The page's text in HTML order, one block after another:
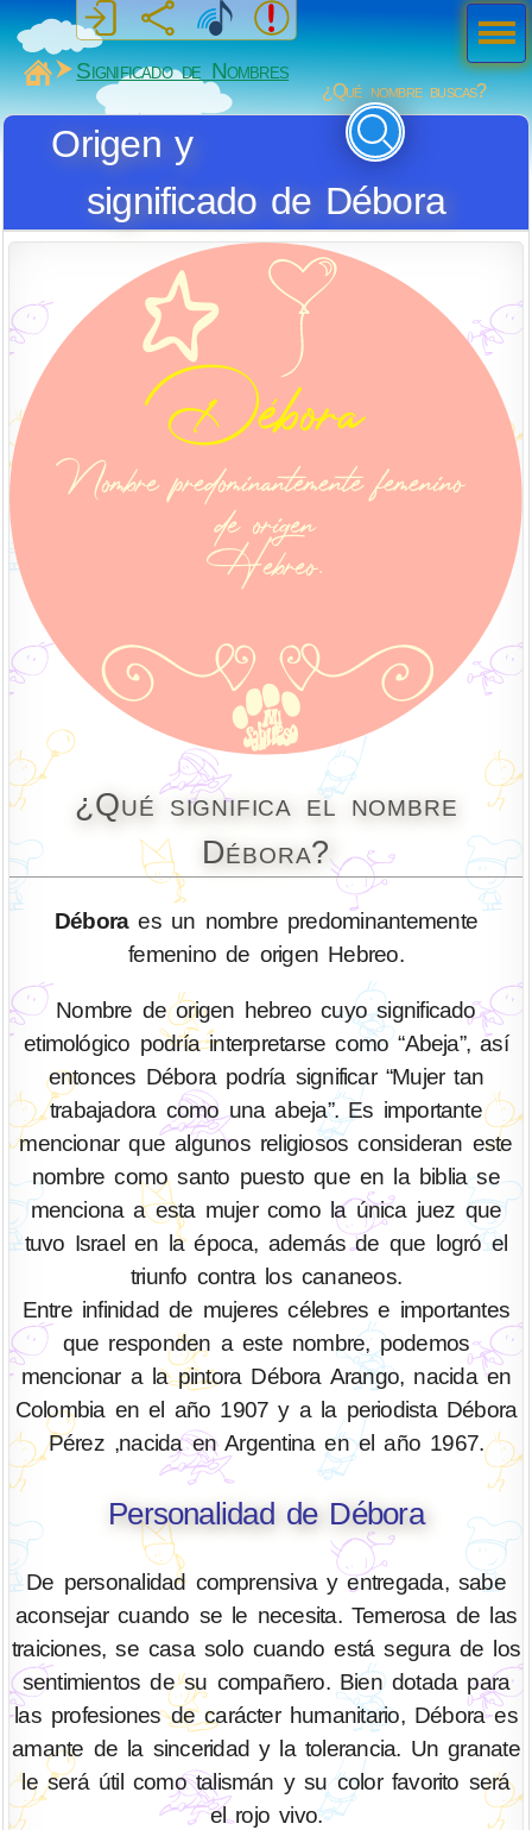
MiSabueso
Significado de Nombres
¿Qué nombre buscas?
Origen y
significado de Débora
¿Qué significa el nombre
Débora?
Déboraes un nombre predominantemente
femenino de origen Hebreo.
Nombre de origen hebreo cuyo significado
etimológico podría interpretarse como “Abeja”, así
entonces Débora podría significar “Mujer tan
trabajadora como una abeja”. Es importante
mencionar que algunos religiosos consideran este
nombre como santo puesto que en la biblia se
menciona a esta mujer como la única juez que
tuvo Israel en la época, además de que logró el
triunfo contra los cananeos.
Entre infinidad de mujeres célebres e importantes
que responden a este nombre, podemos
mencionar a la pintora Débora Arango, nacida en
Colombia en el año 1907 y a la periodista Débora
Pérez ,nacida en Argentina en el año 1967.
Personalidad de Débora
De personalidad comprensiva y entregada, sabe
aconsejar cuando se le necesita. Temerosa de las
traiciones, se casa solo cuando está segura de los
sentimientos de su compañero. Bien dotada para
las profesiones de carácter humanitario, Débora es
amante de la sinceridad y la tolerancia. Un granate
le será útil como talismán y su color favorito será
el rojo vivo.
Men
ú